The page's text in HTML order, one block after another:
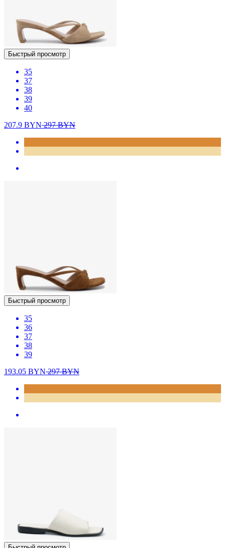
Быстрый просмотр
35
37
38
39
40
207.9 BYN297BYN
Быстрый просмотр
35
36
37
38
39
193.05 BYN297BYN